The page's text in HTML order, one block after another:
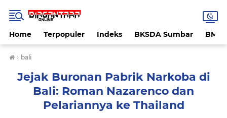
Home Terpopuler Indeks BKSDA Sumbar
› bali
Jejak Buronan Pabrik Narkoba di
Bali: Roman Nazarenco dan
Pelariannya ke Thailand